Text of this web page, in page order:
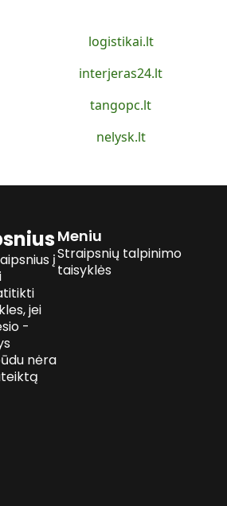
logistikai.lt
interjeras24.lt
tangopc.lt
nelysk.lt
į
jei
-
nėra
Meniu
Straipsnių talpinimo
taisyklės